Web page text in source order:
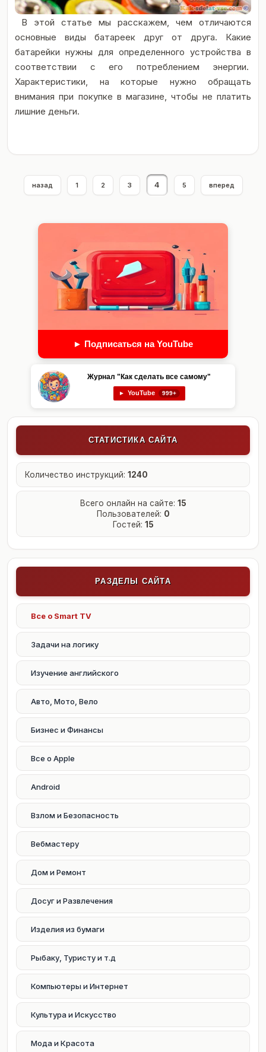
► Подписаться на YouTube
Журнал "Как сделать все самому"
► YouTube 999+
СТАТИСТИКА САЙТА
Количество инструкций: 1240
Всего онлайн на сайте: 15
Пользователей: 0
Гостей: 15
РАЗДЕЛЫ САЙТА
Все о Smart TV
Задачи на логику
Изучение английского
Авто, Мото, Вело
Бизнес и Финансы
Все о Apple
Android
Взлом и Безопасность
Вебмастеру
Дом и Ремонт
Досуг и Развлечения
Изделия из бумаги
Рыбаку, Туристу и т.д
Компьютеры и Интернет
Культура и Искусство
Мода и Красота
В этой статье мы расскажем, чем отличаются
основные виды батареек друг от друга. Какие
батарейки нужны для определенного устройства в
соответствии с его потреблением энергии.
Характеристики, на которые нужно обращать
внимания при покупке в магазине, чтобы не платить
лишние деньги.
назад 1 2 3 4 5 вперед